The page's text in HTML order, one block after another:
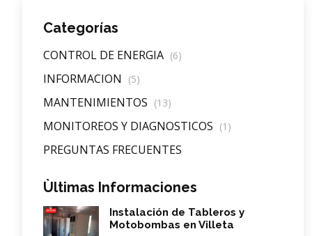
Categorías
CONTROL DE ENERGIA (6)
INFORMACION (5)
MANTENIMIENTOS (13)
MONITOREOS Y DIAGNOSTICOS (1)
PREGUNTAS FRECUENTES
Ùltimas Informaciones
Instalación de Tableros y
Motobombas en Villeta